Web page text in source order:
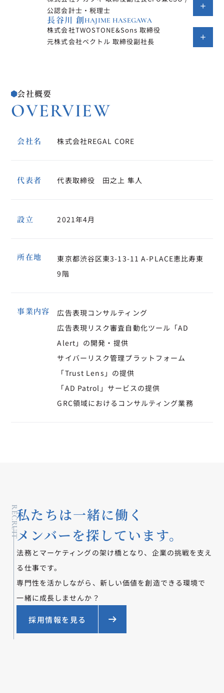
公認会計士・税理士
長谷川 創HAJIME HASEGAWA
株式会社TWOSTONE&Sons 取締役
元株式会社ベクトル 取締役副社長
会社概要
OVERVIEW
会社名 株式会社REGAL CORE
代表者 代表取締役　田之上 隼人
設立 2021年4月
所在地
東京都渋谷区東3-13-11 A-PLACE恵比寿東
9階
事業内容
広告表現コンサルティング
広告表現リスク審査自動化ツール「AD
Alert」の開発・提供
サイバーリスク管理プラットフォーム
「Trust Lens」の提供
「AD Patrol」サービスの提供
GRC領域におけるコンサルティング業務
RECRUIT私たちは一緒に働く
メンバーを探しています。
法務とマーケティングの架け橋となり、企業の挑戦を支え
る仕事です。
専門性を活かしながら、新しい価値を創造できる環境で
一緒に成長しませんか？
採用情報を見る